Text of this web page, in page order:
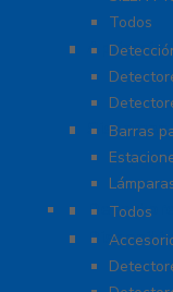
Todos
Sistemas
Barras
Todos